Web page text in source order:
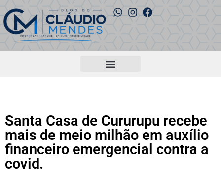
Santa Casa de Cururupu recebe
mais de meio milhão em auxílio
financeiro emergencial contra a
covid.